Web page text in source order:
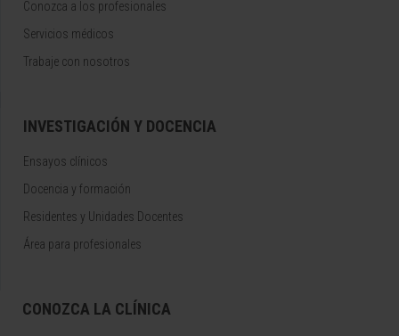
Conozca a los profesionales
Servicios médicos
Trabaje con nosotros
INVESTIGACIÓN Y DOCENCIA
Ensayos clínicos
Docencia y formación
Residentes y Unidades Docentes
Área para profesionales
CONOZCA LA CLÍNICA